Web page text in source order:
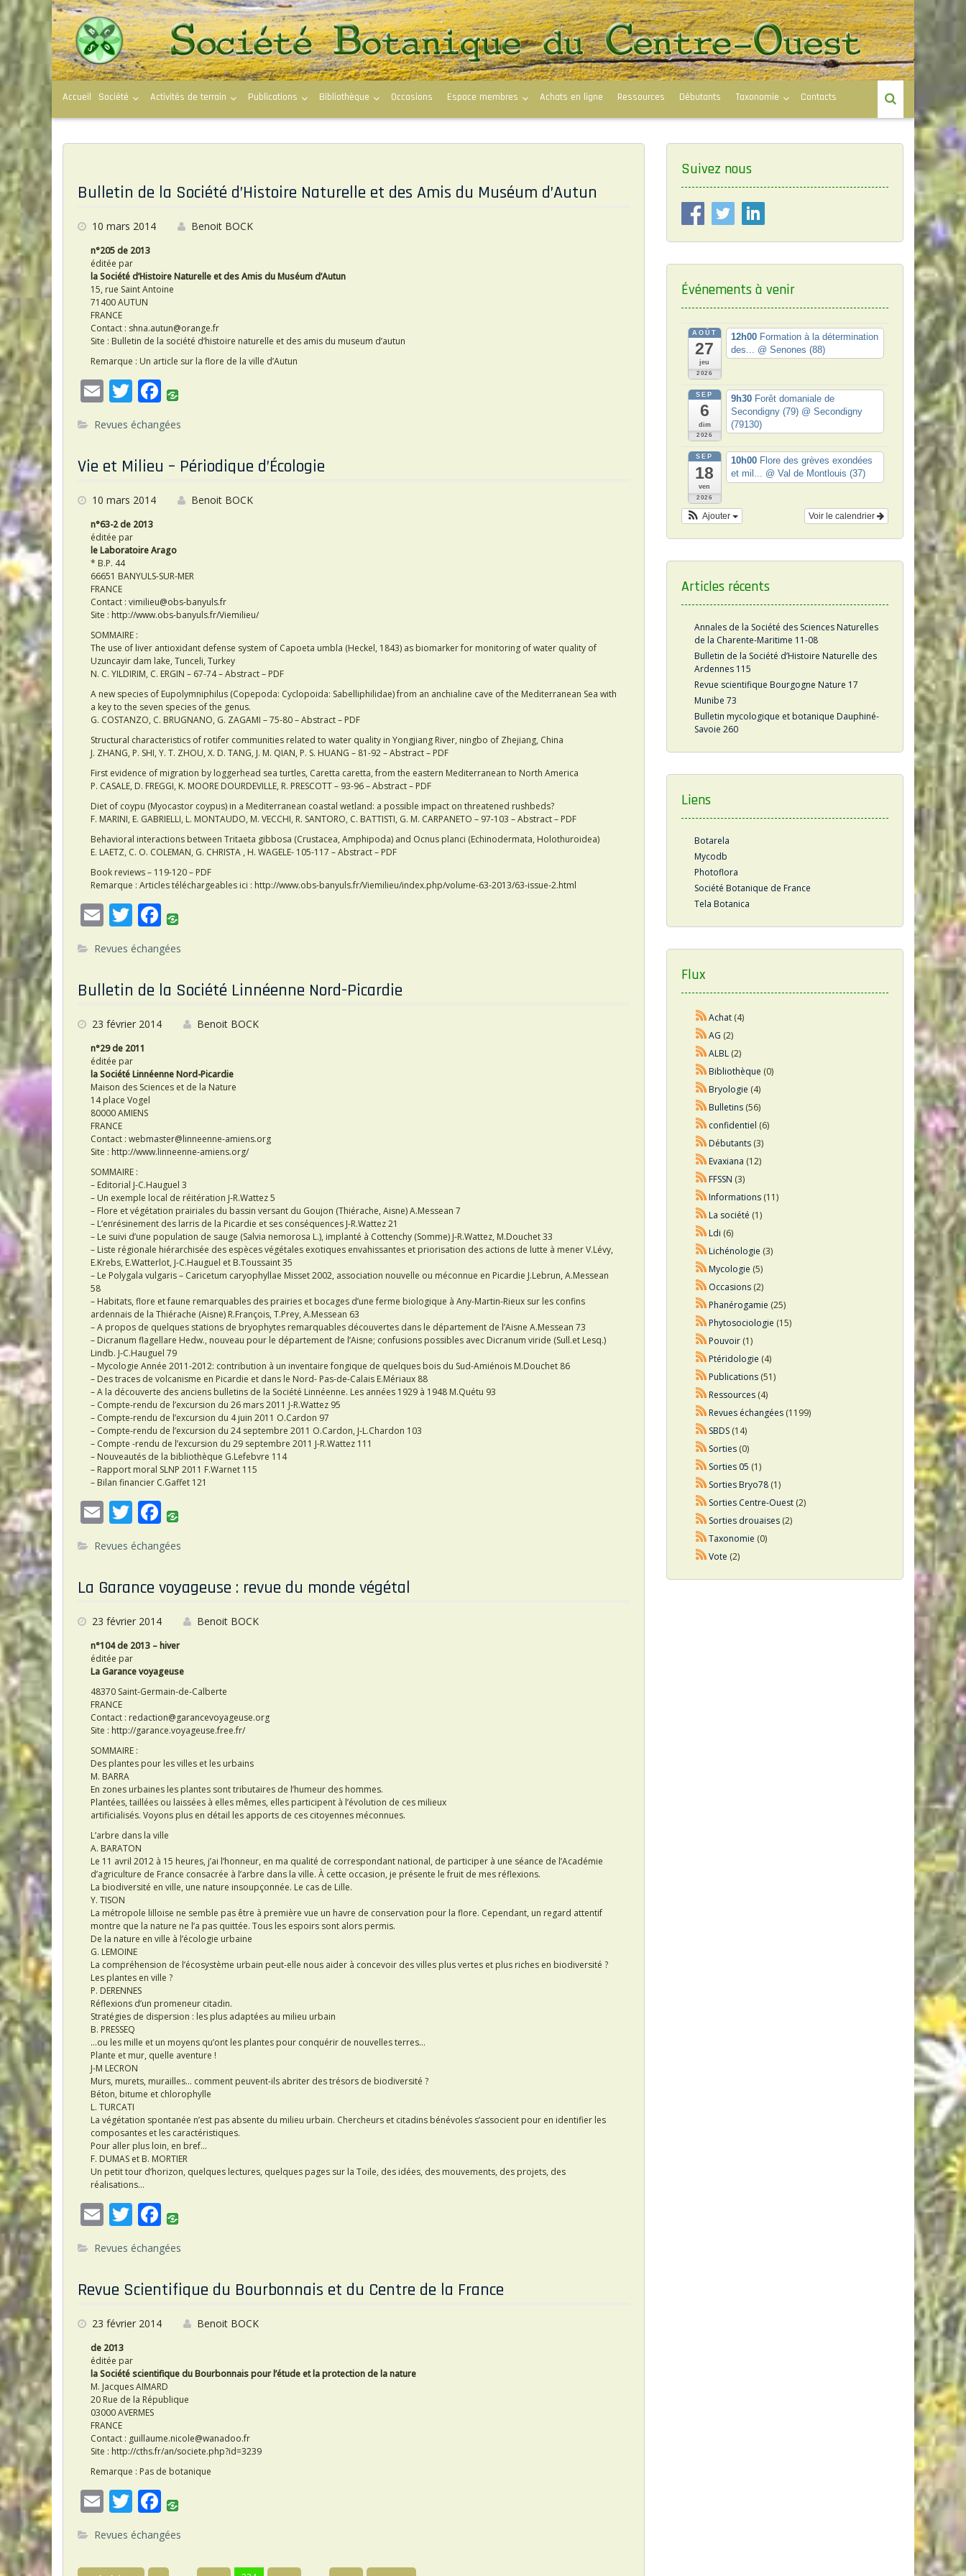
S
k
i
p
t
o
c
t
Accueil Société Activités de terrain Publications Bibliothèque Occasions Espace membres Achats en ligne Ressources Débutants Taxonomie Contacts
o
t
Bulletin de la Société d’Histoire Naturelle et des Amis du Muséum d’Autun
10 mars 2014 Benoit BOCK
n°205 de 2013
éditée par
la Société d’Histoire Naturelle et des Amis du Muséum d’Autun
15, rue Saint Antoine
71400 AUTUN
FRANCE
Contact : shna.autun@orange.fr
Site : Bulletin de la société d’histoire naturelle et des amis du museum d’autun
Remarque : Un article sur la flore de la ville d’Autun
E
m
ai
l
T
w
itt
er
F
ac
e
b
o
Revues échangées
Vie et Milieu – Périodique d’Écologie
10 mars 2014 Benoit BOCK
n°63-2 de 2013
éditée par
le Laboratoire Arago
* B.P. 44
66651 BANYULS-SUR-MER
FRANCE
Contact : vimilieu@obs-banyuls.fr
Site : http://www.obs-banyuls.fr/Viemilieu/
SOMMAIRE :
The use of liver antioxidant defense system of Capoeta umbla (Heckel, 1843) as biomarker for monitoring of water quality of
Uzuncayir dam lake, Tunceli, Turkey
N. C. YILDIRIM, C. ERGIN – 67-74 – Abstract – PDF
A new species of Eupolymniphilus (Copepoda: Cyclopoida: Sabelliphilidae) from an anchialine cave of the Mediterranean Sea with
a key to the seven species of the genus.
G. COSTANZO, C. BRUGNANO, G. ZAGAMI – 75-80 – Abstract – PDF
Structural characteristics of rotifer communities related to water quality in Yongjiang River, ningbo of Zhejiang, China
J. ZHANG, P. SHI, Y. T. ZHOU, X. D. TANG, J. M. QIAN, P. S. HUANG – 81-92 – Abstract – PDF
First evidence of migration by loggerhead sea turtles, Caretta caretta, from the eastern Mediterranean to North America
P. CASALE, D. FREGGI, K. MOORE DOURDEVILLE, R. PRESCOTT – 93-96 – Abstract – PDF
Diet of coypu (Myocastor coypus) in a Mediterranean coastal wetland: a possible impact on threatened rushbeds?
F. MARINI, E. GABRIELLI, L. MONTAUDO, M. VECCHI, R. SANTORO, C. BATTISTI, G. M. CARPANETO – 97-103 – Abstract – PDF
Behavioral interactions between Tritaeta gibbosa (Crustacea, Amphipoda) and Ocnus planci (Echinodermata, Holothuroidea)
E. LAETZ, C. O. COLEMAN, G. CHRISTA , H. WAGELE- 105-117 – Abstract – PDF
Book reviews – 119-120 – PDF
Remarque : Articles téléchargeables ici : http://www.obs-banyuls.fr/Viemilieu/index.php/volume-63-2013/63-issue-2.html
E
m
ai
l
T
w
itt
er
F
ac
e
b
o
o
Revues échangées
Bulletin de la Société Linnéenne Nord-Picardie
23 février 2014 Benoit BOCK
n°29 de 2011
éditée par
la Société Linnéenne Nord-Picardie
Maison des Sciences et de la Nature
14 place Vogel
80000 AMIENS
FRANCE
Contact : webmaster@linneenne-amiens.org
Site : http://www.linneenne-amiens.org/
SOMMAIRE :
– Editorial J-C.Hauguel 3
– Un exemple local de réitération J-R.Wattez 5
– Flore et végétation prairiales du bassin versant du Goujon (Thiérache, Aisne) A.Messean 7
– L’enrésinement des larris de la Picardie et ses conséquences J-R.Wattez 21
– Le suivi d’une population de sauge (Salvia nemorosa L.), implanté à Cottenchy (Somme) J-R.Wattez, M.Douchet 33
– Liste régionale hiérarchisée des espèces végétales exotiques envahissantes et priorisation des actions de lutte à mener V.Lévy,
E.Krebs, E.Watterlot, J-C.Hauguel et B.Toussaint 35
– Le Polygala vulgaris – Caricetum caryophyllae Misset 2002, association nouvelle ou méconnue en Picardie J.Lebrun, A.Messean
58
– Habitats, flore et faune remarquables des prairies et bocages d’une ferme biologique à Any-Martin-Rieux sur les confins
ardennais de la Thiérache (Aisne) R.François, T.Prey, A.Messean 63
– A propos de quelques stations de bryophytes remarquables découvertes dans le département de l’Aisne A.Messean 73
– Dicranum flagellare Hedw., nouveau pour le département de l’Aisne; confusions possibles avec Dicranum viride (Sull.et Lesq.)
Lindb. J-C.Hauguel 79
– Mycologie Année 2011-2012: contribution à un inventaire fongique de quelques bois du Sud-Amiénois M.Douchet 86
– Des traces de volcanisme en Picardie et dans le Nord- Pas-de-Calais E.Mériaux 88
– A la découverte des anciens bulletins de la Société Linnéenne. Les années 1929 à 1948 M.Quétu 93
– Compte-rendu de l’excursion du 26 mars 2011 J-R.Wattez 95
– Compte-rendu de l’excursion du 4 juin 2011 O.Cardon 97
– Compte-rendu de l’excursion du 24 septembre 2011 O.Cardon, J-L.Chardon 103
– Compte -rendu de l’excursion du 29 septembre 2011 J-R.Wattez 111
– Nouveautés de la bibliothèque G.Lefebvre 114
– Rapport moral SLNP 2011 F.Warnet 115
– Bilan financier C.Gaffet 121
E
m
ai
l
T
w
itt
er
F
ac
e
b
o
o
k
Revues échangées
La Garance voyageuse : revue du monde végétal
23 février 2014 Benoit BOCK
n°104 de 2013 – hiver
éditée par
La Garance voyageuse
48370 Saint-Germain-de-Calberte
FRANCE
Contact : redaction@garancevoyageuse.org
Site : http://garance.voyageuse.free.fr/
SOMMAIRE :
Des plantes pour les villes et les urbains
M. BARRA
En zones urbaines les plantes sont tributaires de l’humeur des hommes.
Plantées, taillées ou laissées à elles mêmes, elles participent à l’évolution de ces milieux
artificialisés. Voyons plus en détail les apports de ces citoyennes méconnues.
L’arbre dans la ville
A. BARATON
Le 11 avril 2012 à 15 heures, j’ai l’honneur, en ma qualité de correspondant national, de participer à une séance de l’Académie
d’agriculture de France consacrée à l’arbre dans la ville. À cette occasion, je présente le fruit de mes réflexions.
La biodiversité en ville, une nature insoupçonnée. Le cas de Lille.
Y. TISON
La métropole lilloise ne semble pas être à première vue un havre de conservation pour la flore. Cependant, un regard attentif
montre que la nature ne l’a pas quittée. Tous les espoirs sont alors permis.
De la nature en ville à l’écologie urbaine
G. LEMOINE
La compréhension de l’écosystème urbain peut-elle nous aider à concevoir des villes plus vertes et plus riches en biodiversité ?
Les plantes en ville ?
P. DERENNES
Réflexions d’un promeneur citadin.
Stratégies de dispersion : les plus adaptées au milieu urbain
B. PRESSEQ
…ou les mille et un moyens qu’ont les plantes pour conquérir de nouvelles terres…
Plante et mur, quelle aventure !
J-M LECRON
Murs, murets, murailles… comment peuvent-ils abriter des trésors de biodiversité ?
Béton, bitume et chlorophylle
L. TURCATI
La végétation spontanée n’est pas absente du milieu urbain. Chercheurs et citadins bénévoles s’associent pour en identifier les
composantes et les caractéristiques.
Pour aller plus loin, en bref…
F. DUMAS et B. MORTIER
Un petit tour d’horizon, quelques lectures, quelques pages sur la Toile, des idées, des mouvements, des projets, des
réalisations…
E
m
ai
l
T
w
itt
er
F
ac
e
b
o
o
Revues échangées
Revue Scientifique du Bourbonnais et du Centre de la France
23 février 2014 Benoit BOCK
de 2013
éditée par
la Société scientifique du Bourbonnais pour l’étude et la protection de la nature
M. Jacques AIMARD
20 Rue de la République
03000 AVERMES
FRANCE
Contact : guillaume.nicole@wanadoo.fr
Site : http://cths.fr/an/societe.php?id=3239
Remarque : Pas de botanique
E
m
ai
l
T
w
itt
er
F
ac
e
b
Revues échangées
N
Suivez nous
Événements à venir
AOÛT
27
jeu
2026
12h00 Formation à la détermination
des... @ Senones (88)
SEP
6
dim
2026
9h30 Forêt domaniale de
Secondigny (79) @ Secondigny
(79130)
SEP
18
ven
2026
10h00 Flore des grèves exondées
et mil... @ Val de Montlouis (37)
Voir le calendrier
Ajouter
Articles récents
Annales de la Société des Sciences Naturelles
de la Charente-Maritime 11-08
Bulletin de la Société d’Histoire Naturelle des
Ardennes 115
Revue scientifique Bourgogne Nature 17
Munibe 73
Bulletin mycologique et botanique Dauphiné-
Savoie 260
Liens
Botarela
Mycodb
Photoflora
Société Botanique de France
Tela Botanica
Flux
Achat (4)
AG (2)
ALBL (2)
Bibliothèque (0)
Bryologie (4)
Bulletins (56)
confidentiel (6)
Débutants (3)
Evaxiana (12)
FFSSN (3)
Informations (11)
La société (1)
Ldi (6)
Lichénologie (3)
Mycologie (5)
Occasions (2)
Phanérogamie (25)
Phytosociologie (15)
Pouvoir (1)
Ptéridologie (4)
Publications (51)
Ressources (4)
Revues échangées (1199)
SBDS (14)
Sorties (0)
Sorties 05 (1)
Sorties Bryo78 (1)
Sorties Centre-Ouest (2)
Sorties drouaises (2)
Taxonomie (0)
Vote (2)